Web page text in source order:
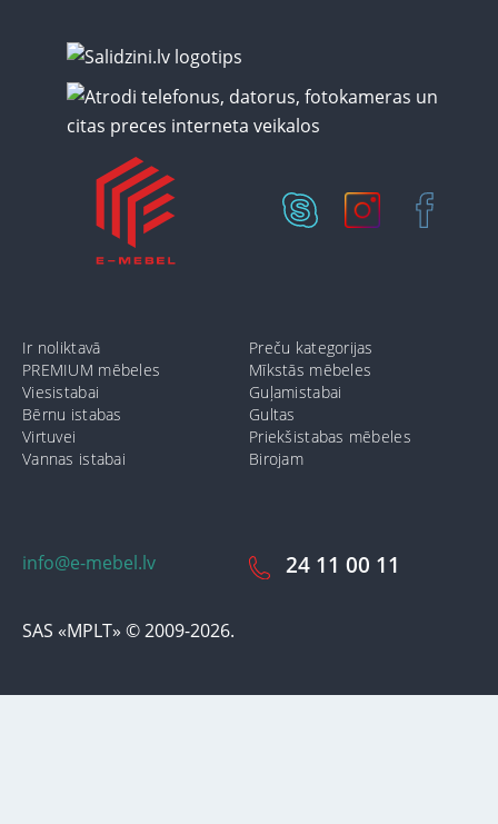
info@e-mebel.lv
SAS «MPLT» © 2009-2026.
24 11 00 11
Ir noliktavā
Preču kategorijas
PREMIUM mēbeles
Mīkstās mēbeles
Viesistabai
Guļamistabai
Bērnu istabas
Gultas
Virtuvei
Priekšistabas mēbeles
Vannas istabai
Birojam